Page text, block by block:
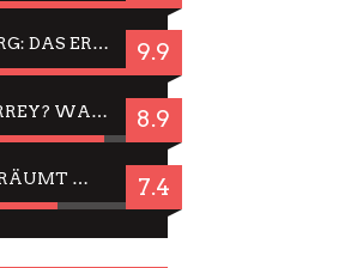
JELLYFISH HAMBURG: DAS ERFOLGREICHE SOMMER-MENÜ 2025 IN GEFÜHLEN UND BILDERN 9.9
CÉSAR FÜR JIM CARREY? WARUM DAS EINER DER NERVIGSTEN ACTORS IST UND BLEIBT 8.9
JING JING: IN-THAI RÄUMT WIEDER TITEL AB – EIN ZWEI-STUNDEN-ERLEBNISBERICHT 7.4